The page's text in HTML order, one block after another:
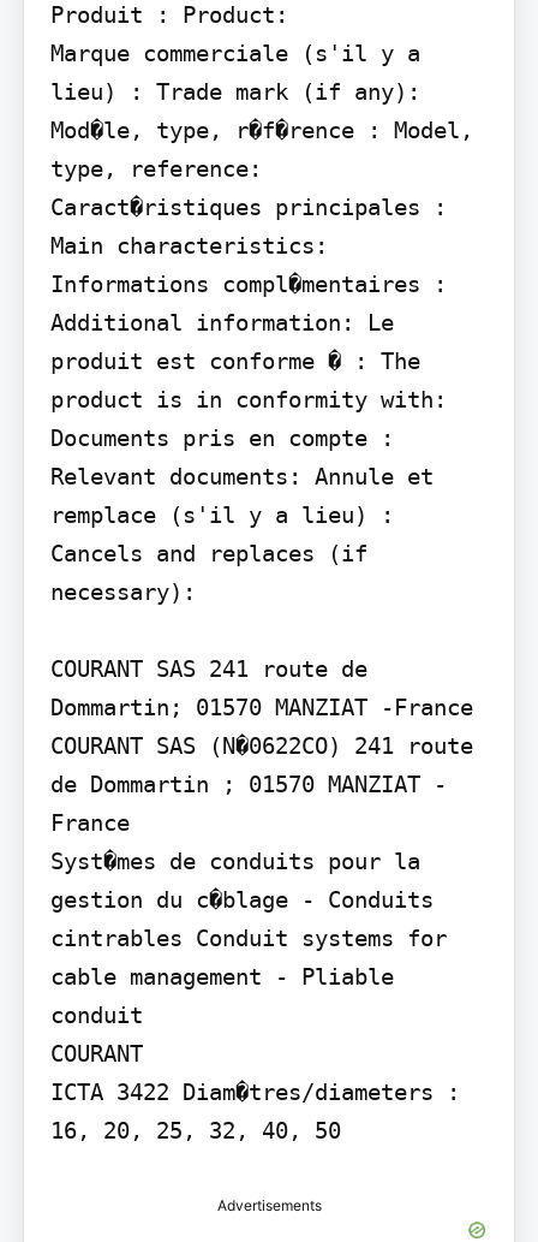
Produit : Product:
Marque commerciale (s'il y a
lieu) : Trade mark (if any):
Mod�le, type, r�f�rence : Model,
type, reference:
Caract�ristiques principales :
Main characteristics:
Informations compl�mentaires :
Additional information: Le
produit est conforme � : The
product is in conformity with:
Documents pris en compte :
Relevant documents: Annule et
remplace (s'il y a lieu) :
Cancels and replaces (if
necessary):
COURANT SAS 241 route de
Dommartin; 01570 MANZIAT -France
COURANT SAS (N�0622CO) 241 route
de Dommartin ; 01570 MANZIAT -
France
Syst�mes de conduits pour la
gestion du c�blage - Conduits
cintrables Conduit systems for
cable management - Pliable
conduit
COURANT
ICTA 3422 Diam�tres/diameters :
16, 20, 25, 32, 40, 50
Advertisements